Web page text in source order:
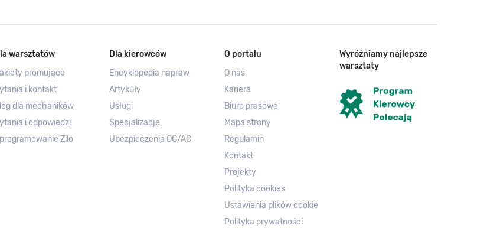
warsztatów
promujące
i kontakt
dla mechaników
i odpowiedzi
Zilo
Dla kierowców
Encyklopedia napraw
Artykuły
Usługi
Specjalizacje
Ubezpieczenia OC/AC
O portalu
O nas
Kariera
Biuro prasowe
Mapa strony
Regulamin
Kontakt
Projekty
Polityka cookies
Ustawienia plików cookie
Polityka prywatności
Wyróżniamy najlepsze
warsztaty